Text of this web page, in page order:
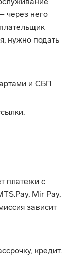
через него
нужно подать
и СБП
платежи с
Mir Pay,
зависит
кредит.